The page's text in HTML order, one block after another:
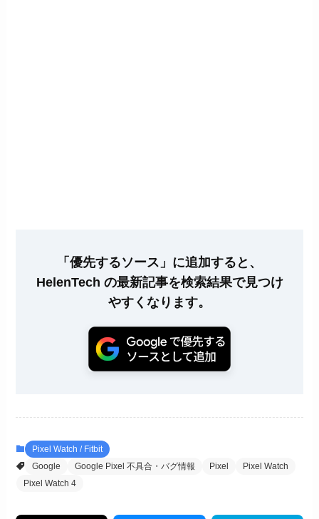
「優先するソース」に追加すると、
HelenTech の最新記事を検索結果で見つけ
やすくなります。
Pixel Watch / Fitbit
Google
Google Pixel 不具合・バグ情報 Pixel
Pixel Watch
Pixel Watch 4